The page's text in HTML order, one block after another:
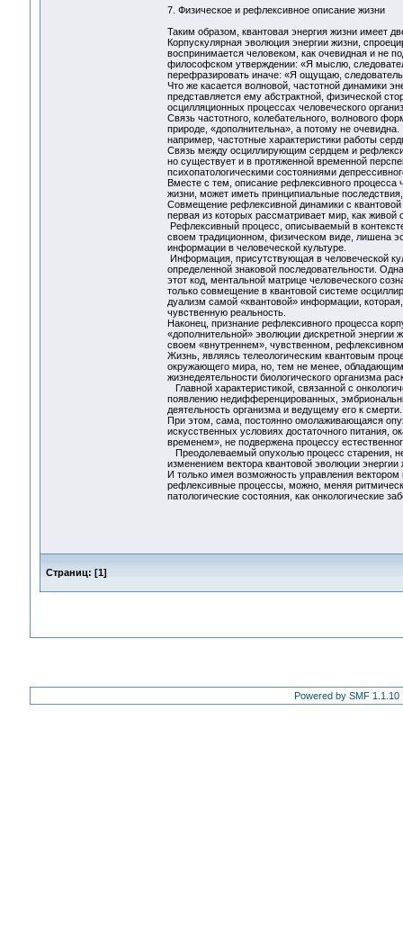
7. Физическое и рефлексивное описание жизни
Таким образом, квантовая энергия жизни имеет
Корпускулярная эволюция энергии жизни,
воспринимается человеком, как очевидная и не
философском утверждении: «Я мыслю,
перефразировать иначе: «Я ощущаю,
Что же касается волновой, частотной динамики
представляется ему абстрактной, физической
осцилляционных процессах человеческого
Связь частотного, колебательного, волнового
природе, «дополнительна», а потому не
например, частотные характеристики работы
Связь между осциллирующим сердцем и
но существует и в протяженной временной
психопатологическими состояниями
Вместе с тем, описание рефлексивного процесса
жизни, может иметь принципиальные
Совмещение рефлексивной динамики с
первая из которых рассматривает мир, как
Рефлексивный процесс, описываемый в
своем традиционном, физическом виде, лишена
информации в человеческой культуре.
Информация, присутствующая в человеческой
определенной знаковой последовательности.
этот код, ментальной матрице человеческого
только совмещение в квантовой системе
дуализм самой «квантовой» информации,
чувственную реальность.
Наконец, признание рефлексивного процесса
«дополнительной» эволюции дискретной
своем «внутреннем», чувственном,
Жизнь, являясь телеологическим квантовым
окружающего мира, но, тем не менее,
жизнедеятельности биологического организма
Главной характеристикой, связанной с
появлению недифференцированных,
деятельность организма и ведущему его к смерти.
При этом, сама, постоянно омолаживающаяся
искусственных условиях достаточного питания,
временем», не подвержена процессу
Преодолеваемый опухолью процесс старения,
изменением вектора квантовой эволюции
И только имея возможность управления
рефлексивные процессы, можно, меняя
патологические состояния, как онкологические
Страниц: [1]
Powered by SMF 1.1.10